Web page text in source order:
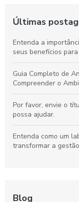
Últimas
Entenda a
seus benefícios
Guia Completo de
Compreender o
Por favor, envie o
possa ajudar.
Entenda como um
transformar a
Blog